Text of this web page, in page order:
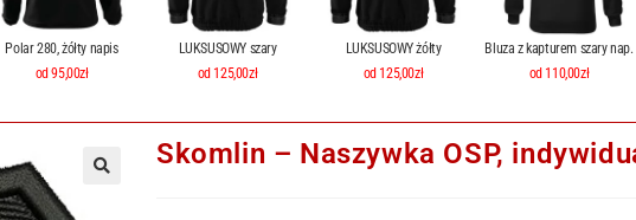
Polar 280, żółty napis
od 95,00zł
LUKSUSOWY szary
od 125,00zł
LUKSUSOWY żółty
od 125,00zł
Bluza z kapturem szary nap.
od 110,00zł
Skomlin – Naszywka OSP,